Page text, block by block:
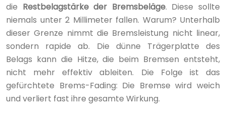
die Restbelagstärke der Bremsbeläge. Diese sollte
niemals unter 2 Millimeter fallen. Warum? Unterhalb
dieser Grenze nimmt die Bremsleistung nicht linear,
sondern rapide ab. Die dünne Trägerplatte des
Belags kann die Hitze, die beim Bremsen entsteht,
nicht mehr effektiv ableiten. Die Folge ist das
gefürchtete Brems-Fading: Die Bremse wird weich
und verliert fast ihre gesamte Wirkung.